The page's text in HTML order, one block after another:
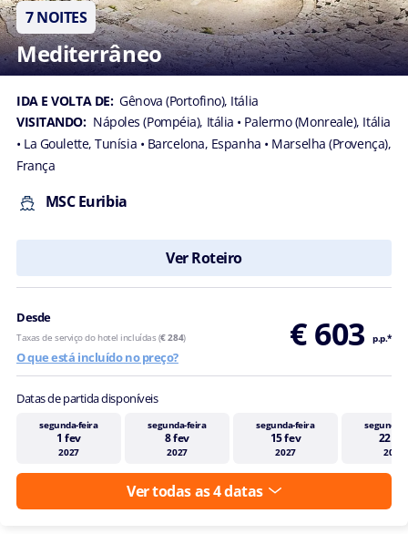
7 NOITES
Mediterrâneo
IDA E VOLTA DE: Gênova (Portofino), Itália
VISITANDO: Nápoles (Pompéia), Itália • Palermo (Monreale), Itália
• La Goulette, Tunísia • Barcelona, Espanha • Marselha (Provença),
França
MSC Euribia
Ver Roteiro
Desde € 603 p.p.*
Taxas de serviço do hotel incluídas (€ 284)
O que está incluído no preço?
Datas de partida disponíveis
segunda-feira
1 fev
2027
segunda-feira
8 fev
2027
segunda-feira
15 fev
2027
segunda-
22
2027
Ver todas as 4 datas